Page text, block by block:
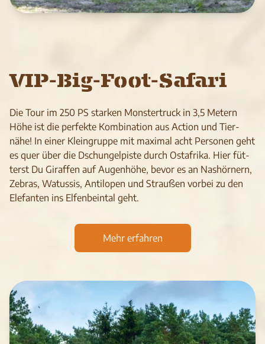
VIP-Big-Foot-Safari
Die Tour im 250 PS star­ken Mons­ter­truck in 3,5 Metern
Höhe ist die per­fekte Kom­bi­na­tion aus Action und Tier­
nähe! In einer Klein­gruppe mit maxi­mal acht Per­so­nen geht
es quer über die Dschun­gel­piste durch Ost­afrika. Hier füt­
terst Du Giraf­fen auf Augen­höhe, bevor es an Nas­hör­nern,
Zebras, Watus­sis, Anti­lo­pen und Strau­ßen vor­bei zu den
Elefanten ins Elfen­bein­tal geht.
Mehr erfahren